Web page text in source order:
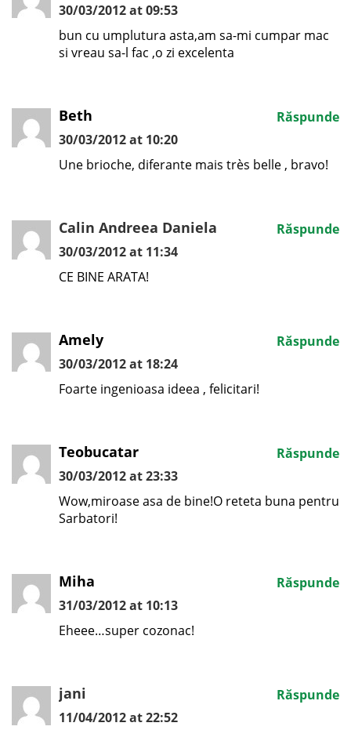
30/03/2012 at 09:53
bun cu umplutura asta,am sa-mi cumpar mac
si vreau sa-l fac ,o zi excelenta
Beth
30/03/2012 at 10:20
Une brioche, diferante mais très belle , bravo!
Răspunde
Calin Andreea Daniela
30/03/2012 at 11:34
CE BINE ARATA!
Răspunde
Amely
30/03/2012 at 18:24
Foarte ingenioasa ideea , felicitari!
Răspunde
Teobucatar
30/03/2012 at 23:33
Wow,miroase asa de bine!O reteta buna pentru
Sarbatori!
Răspunde
Miha
31/03/2012 at 10:13
Eheee…super cozonac!
Răspunde
jani
11/04/2012 at 22:52
Răspunde